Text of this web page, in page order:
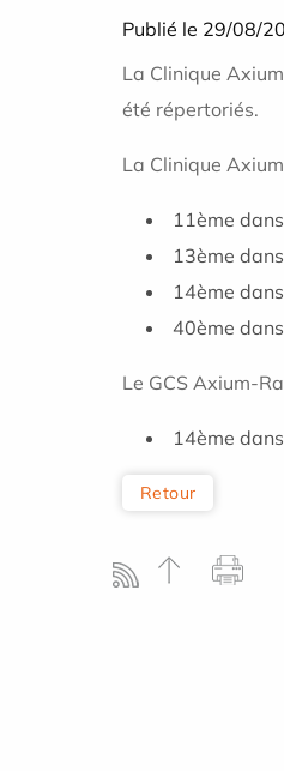
Publié le 29/08/
La Clinique
été répertoriés.
La Clinique
11ème
13ème
14ème
40ème
Le GCS Axium-
14ème
Retour